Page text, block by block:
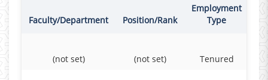
Faculty/Department Position/Rank
Employment
Type
(not set) (not set) Tenured